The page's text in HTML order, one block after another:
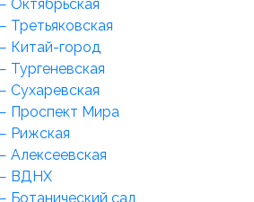
Октябрьская
Третьяковская
Китай-город
Тургеневская
Сухаревская
Проспект Мира
Рижская
Алексеевская
ВДНХ
Ботанический сад